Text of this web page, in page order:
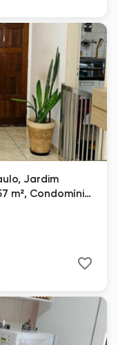
Jardim
m², Condomínio